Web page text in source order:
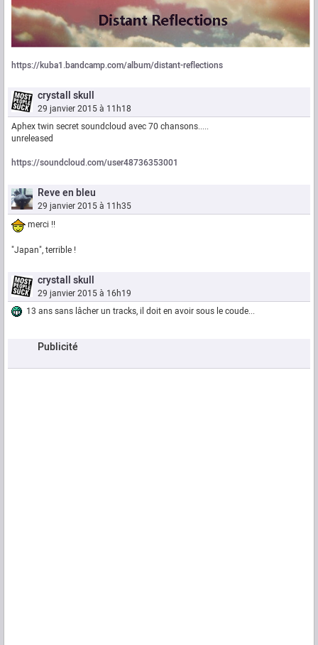
https://kuba1.bandcamp.com/album/distant-reflections
crystall skull
29 janvier 2015 à 11h18
Aphex twin secret soundcloud avec 70 chansons.....
unreleased
https://soundcloud.com/user48736353001
Reve en bleu
29 janvier 2015 à 11h35
merci !!
"Japan", terrible !
crystall skull
29 janvier 2015 à 16h19
13 ans sans lâcher un tracks, il doit en avoir sous le coude...
Publicité